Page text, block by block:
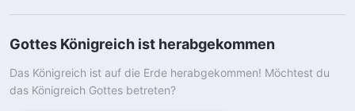
Gottes Königreich ist herabgekommen
Das Königreich ist auf die Erde herabgekommen! Möchtest du
das Königreich Gottes betreten?